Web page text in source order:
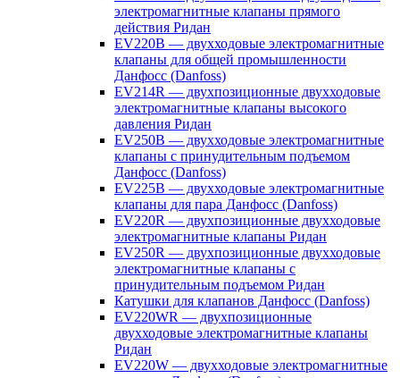
электромагнитные клапаны прямого
действия Ридан
EV220B — двухходовые электромагнитные
клапаны для общей промышленности
Данфосс (Danfoss)
EV214R — двухпозиционные двухходовые
электромагнитные клапаны высокого
давления Ридан
EV250B — двухходовые электромагнитные
клапаны с принудительным подъемом
Данфосс (Danfoss)
EV225B — двухходовые электромагнитные
клапаны для пара Данфосс (Danfoss)
EV220R — двухпозиционные двухходовые
электромагнитные клапаны Ридан
EV250R — двухпозиционные двухходовые
электромагнитные клапаны с
принудительным подъемом Ридан
Катушки для клапанов Данфосс (Danfoss)
EV220WR — двухпозиционные
двухходовые электромагнитные клапаны
Ридан
EV220W — двухходовые электромагнитные